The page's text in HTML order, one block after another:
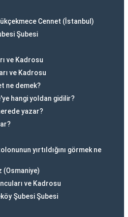
Cennet (İstanbul)
Şubesi
ve Kadrosu
ve Kadrosu
ne demek?
hangi yoldan gidilir?
yazar?
yırtıldığını görmek ne
(Osmaniye)
ve Kadrosu
Şubesi Şubesi